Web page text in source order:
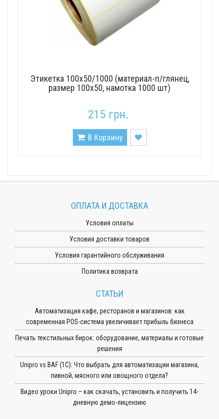
Этикетка 100х50/1000 (материал-п/глянец,
размер 100х50, намотка 1000 шт)
215 грн.
В Корзину
ОПЛАТА И ДОСТАВКА
Условия оплаты
Условия доставки товаров
Условия гарантийного обслуживания
Политика возврата
СТАТЬИ
Автоматизация кафе, ресторанов и магазинов: как
современная POS-система увеличивает прибыль бизнеса
Печать текстильных бирок: оборудование, материалы и готовые
решения
Unipro vs BAF (1С): Что выбрать для автоматизации магазина,
пивной, мясного или овощного отдела?
Видео уроки Unipro – как скачать, установить и получить 14-
дневную демо-лицензию